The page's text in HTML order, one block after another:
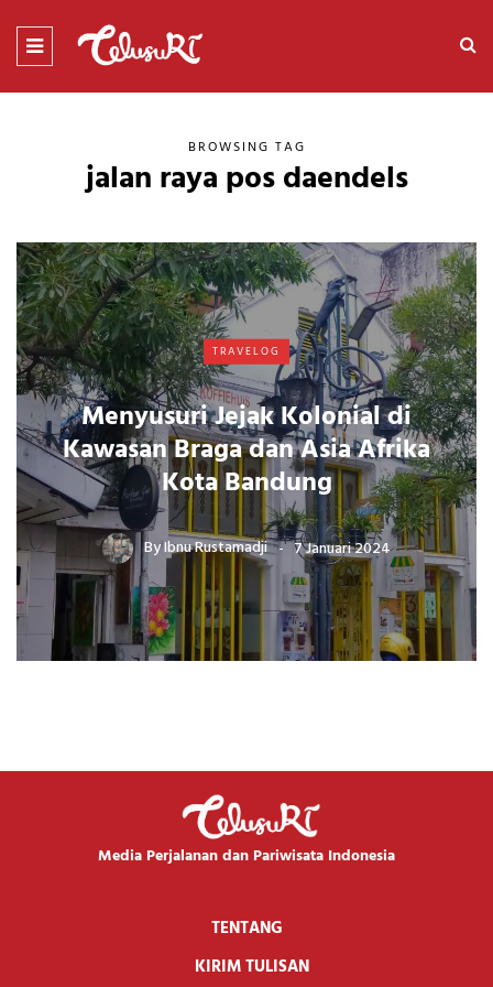
BROWSING TAG
jalan raya pos daendels
TRAVELOG
Menyusuri Jejak Kolonial di
Kawasan Braga dan Asia Afrika
Kota Bandung
ByIbnu Rustamadji 7 Januari 2024
Media Perjalanan dan Pariwisata Indonesia
TENTANG
KIRIM TULISAN